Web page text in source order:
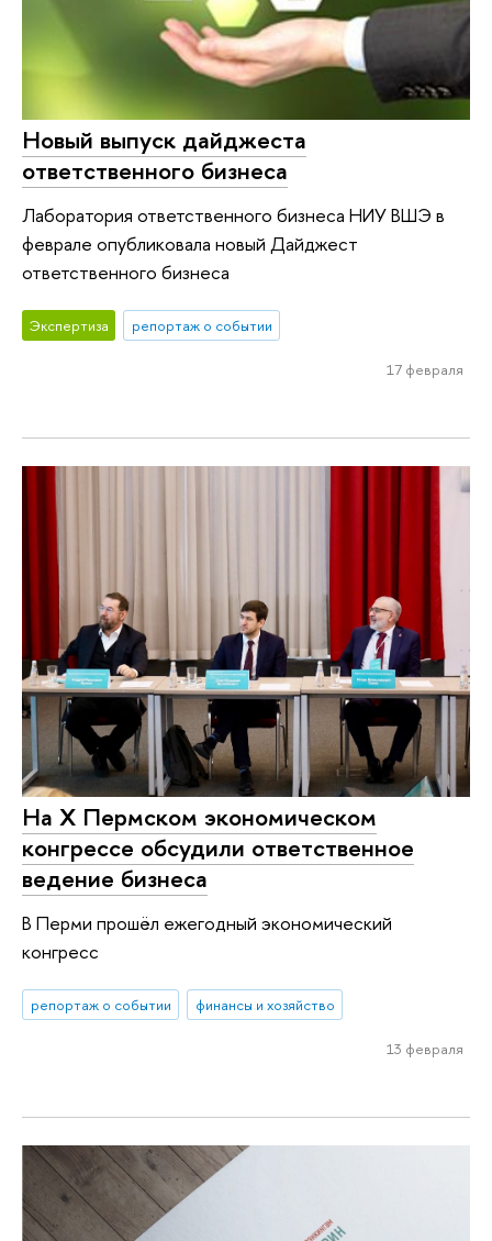
Новый выпуск дайджеста
ответственного бизнеса
Лаборатория ответственного бизнеса НИУ ВШЭ в
феврале опубликовала новый Дайджест
ответственного бизнеса
Экспертиза репортаж о событии
17 февраля
На Х Пермском экономическом
конгрессе обсудили ответственное
ведение бизнеса
В Перми прошёл ежегодный экономический
конгресс
репортаж о событии финансы и хозяйство
13 февраля